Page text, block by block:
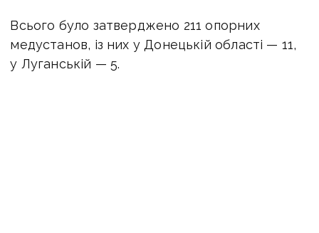
Всього було затверджено 211 опорних
медустанов, із них у Донецькій області — 11,
у Луганській — 5.